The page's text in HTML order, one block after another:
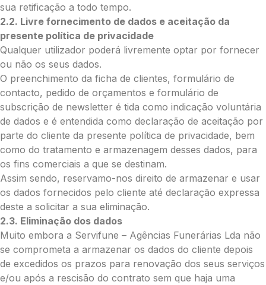
Opção 1 (€25)
Opção 2 (€30)
Opção 3 (€35)
Opção 4 (€40)
Opção 5 (€45)
Opção 6 (€50)
Opção 7 (€55)
Opção 8 (€60)
Opção 9 (€65)
Palma:
Pequena (€85)
Média (€100)
Grande (€115)
Cruz:
Pequena (€85)
Média (€100)
Grande (€115)
Coração:
sua retificação a todo tempo.
2.2. Livre fornecimento de dados e aceitação da
presente política de privacidade
Qualquer utilizador poderá livremente optar por fornecer
ou não os seus dados.
O preenchimento da ficha de clientes, formulário de
contacto, pedido de orçamentos e formulário de
subscrição de newsletter é tida como indicação voluntária
de dados e é entendida como declaração de aceitação por
parte do cliente da presente política de privacidade, bem
como do tratamento e armazenagem desses dados, para
os fins comerciais a que se destinam.
Assim sendo, reservamo-nos direito de armazenar e usar
os dados fornecidos pelo cliente até declaração expressa
deste a solicitar a sua eliminação.
2.3. Eliminação dos dados
Muito embora a Servifune – Agências Funerárias Lda não
se comprometa a armazenar os dados do cliente depois
de excedidos os prazos para renovação dos seus serviços
e/ou após a rescisão do contrato sem que haja uma